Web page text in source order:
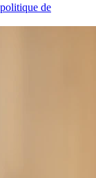
politique de